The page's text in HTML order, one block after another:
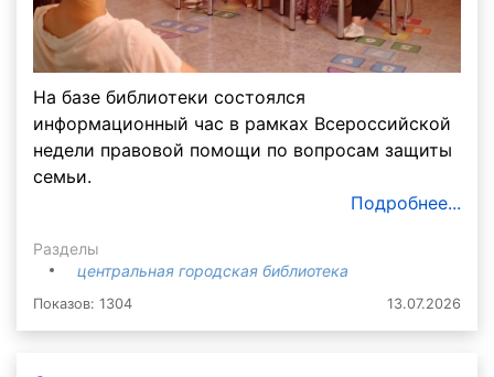
На базе библиотеки состоялся
информационный час в рамках Всероссийской
недели правовой помощи по вопросам защиты
семьи.
Подробнее...
Разделы
центральная городская библиотека
Показов: 1304 13.07.2026